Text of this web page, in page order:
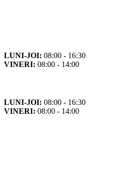
LUNI-JOI: 08:00 - 16:30
VINERI: 08:00 - 14:00
LUNI-JOI: 08:00 - 16:30
VINERI: 08:00 - 14:00